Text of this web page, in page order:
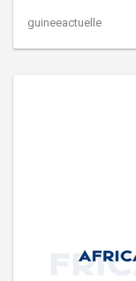
guineeactuelle